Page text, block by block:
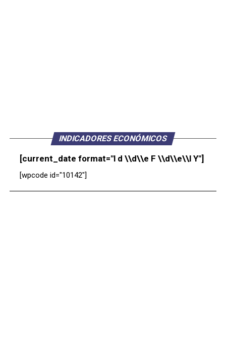
INDICADORES ECONÓMICOS
[current_date format="l d \\d\\e F \\d\\e\\l Y"]
[wpcode id="10142"]